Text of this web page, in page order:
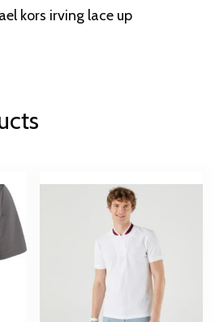
kors irving lace up